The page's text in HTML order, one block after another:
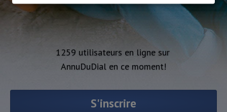
1259 utilisateurs en ligne sur
AnnuDuDial en ce moment!
S'inscrire